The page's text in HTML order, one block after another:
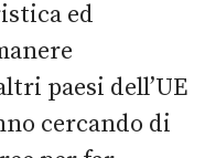
ed
paesi dell’UE
cercando di